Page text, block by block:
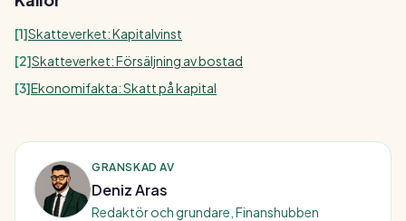
[1]Skatteverket: Kapitalvinst
[2]Skatteverket: Försäljning av bostad
[3]Ekonomifakta: Skatt på kapital
GRANSKAD AV
Deniz Aras
Redaktör och grundare, Finanshubben